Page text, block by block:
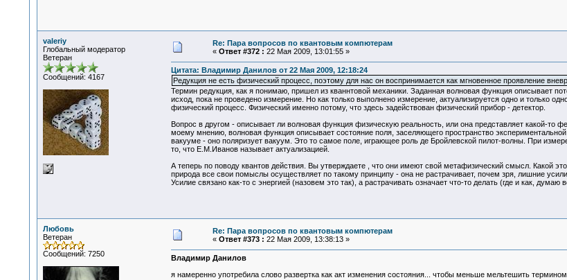
valeriy
Глобальный модератор
Ветеран
Сообщений: 4167
Re: Пара вопросов по квантовым компютерам
« Ответ #372 : 22 Мая 2009, 13:01:55 »
Цитата: Владимир Данилов от 22 Мая 2009, 12:18:24
Редукция не есть физический процесс, поэтому для нас он воспринимается как мгновенное проявление
Термин редукция, как я понимаю, пришел из кваннтовой механики. Заданная волновая функция описывает
исход, пока не проведено измерение. Но как только выполнено измерение, актуализируется одно и только
физический процесс. Физический именно потому, что здесь задействован физический прибор - детектор.
Вопрос в другом - описывает ли волновая функция физическую реальность, или она представляет какой-то
моему мнению, волновая функция описывает состояние поля, заселяющего пространство
вакууме - оно поляризует вакуум. Это то самое поле, играющее роль де Бройлевской пилот-волны. При
то, что Е.М.Иванов называет актуализацией.
А теперь по поводу квантов действия. Вы утверждаете , что они имеют свой метафизический смысл. Какой
природа все свои помыслы осуществляет по такому принципу - она не растрачивает, почем зря, лишние
Усилие связано как-то с энергией (назовем это так), а растрачивать означает что-то делать (где и как, думаю
Любовь
Ветеран
Сообщений: 7250
Re: Пара вопросов по квантовым компютерам
« Ответ #373 : 22 Мая 2009, 13:38:13 »
Владимир Данилов
я намеренно употребила слово развертка как акт изменения состояния... чтобы меньше мельтешить термином